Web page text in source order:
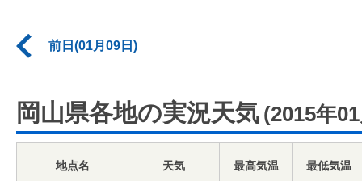
前日(01月09日)
岡山県各地の実況天気 (2015年
地点名 天気 最高気温 最低気温